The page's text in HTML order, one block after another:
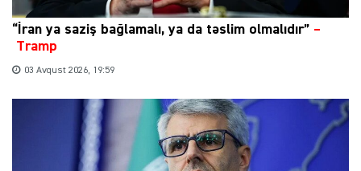
“İran ya saziş bağlamalı, ya da təslim olmalıdır” –
Tramp
03 Avqust 2026, 19:59